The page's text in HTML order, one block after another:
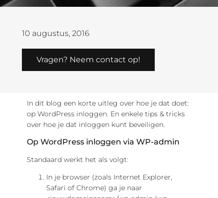
10 augustus, 2016
Vragen? Neem contact op!
In dit blog een korte uitleg over hoe je dat doet:
op WordPress inloggen. En enkele tips & tricks
over hoe je dat inloggen kunt beveiligen.
Op WordPress inloggen via WP-admin
Standaard werkt het als volgt:
In je browser (zoals Internet Explorer,
Safari of Chrome) ga je naar